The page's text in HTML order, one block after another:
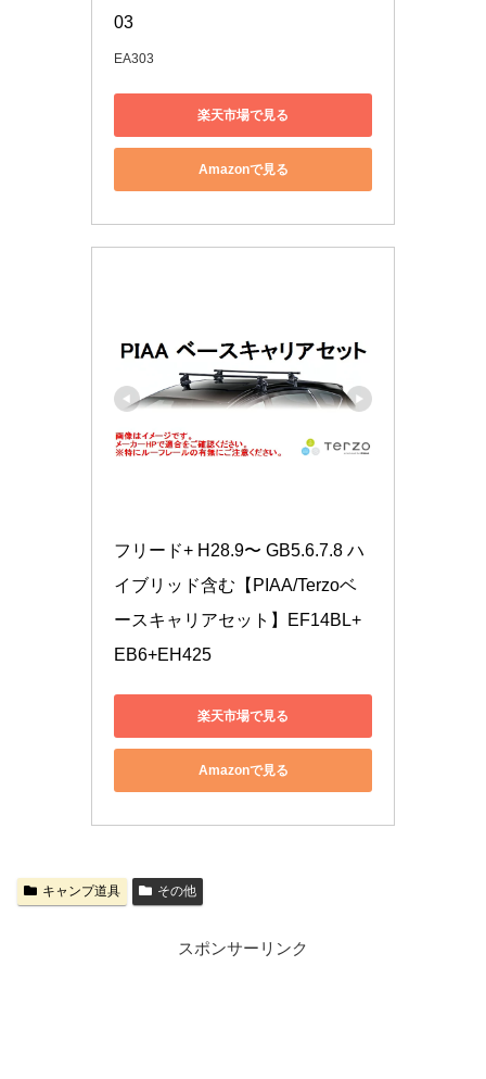
03
EA303
楽天市場で見る
Amazonで見る
フリード+ H28.9〜 GB5.6.7.8 ハ
イブリッド含む【PIAA/Terzoベ
ースキャリアセット】EF14BL+
EB6+EH425
楽天市場で見る
Amazonで見る
キャンプ道具 その他
スポンサーリンク